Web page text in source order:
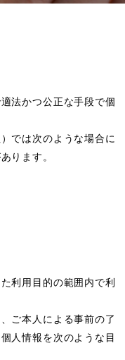
法かつ公正な手段で個
では次のような場合に
ります。
利用目的の範囲内で利
ご本人による事前の了
人情報を次のような目